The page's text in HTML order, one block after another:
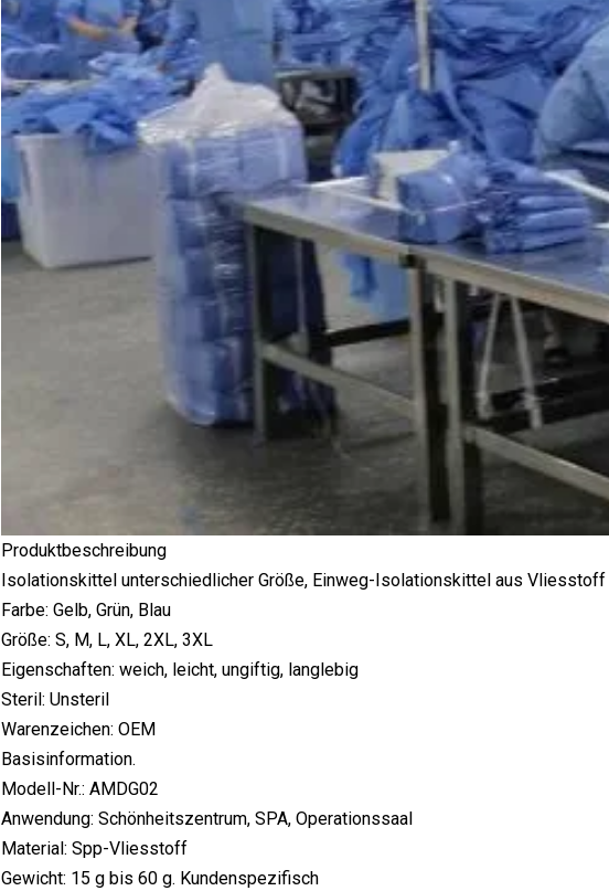
Produktbeschreibung
Isolationskittel unterschiedlicher Größe, Einweg-Isolationskittel aus
Farbe: Gelb, Grün, Blau
Größe: S, M, L, XL, 2XL, 3XL
Eigenschaften: weich, leicht, ungiftig, langlebig
Steril: Unsteril
Warenzeichen: OEM
Basisinformation.
Modell-Nr.: AMDG02
Anwendung: Schönheitszentrum, SPA, Operationssaal
Material: Spp-Vliesstoff
Gewicht: 15 g bis 60 g. Kundenspezifisch